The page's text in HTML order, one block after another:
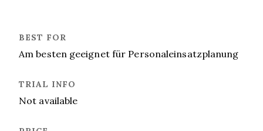
Am besten geeignet für Personaleinsatzplanung
Not available